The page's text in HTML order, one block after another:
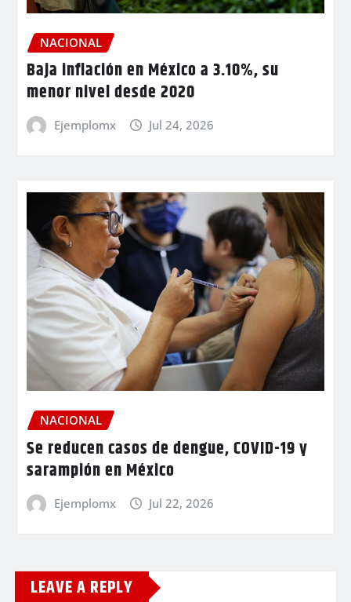
NACIONAL
Baja inflación en México a 3.10%, su
menor nivel desde 2020
Ejemplomx Jul 24, 2026
NACIONAL
Se reducen casos de dengue, COVID-19 y
sarampión en México
Ejemplomx Jul 22, 2026
LEAVE A REPLY